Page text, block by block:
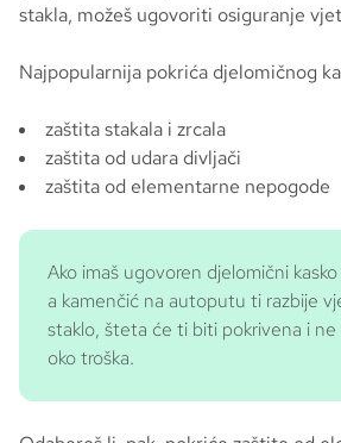
stakla, možeš ugovoriti osiguranje
Najpopularnija pokrića djelomičnog
zaštita stakala i zrcala
zaštita od udara divljači
zaštita od elementarne nepogode
Ako imaš ugovoren djelomični kasko
a kamenčić na autoputu ti razbije
staklo, šteta će ti biti pokrivena i
oko troška.